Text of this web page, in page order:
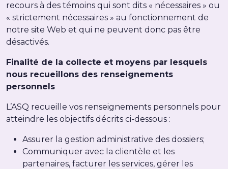
recours à des témoins qui sont dits « nécessaires » ou
« strictement nécessaires » au fonctionnement de
notre site Web et qui ne peuvent donc pas être
désactivés.
Finalité de la collecte et moyens par lesquels
nous recueillons des renseignements
personnels
L’ASQ recueille vos renseignements personnels pour
atteindre les objectifs décrits ci-dessous :
Assurer la gestion administrative des dossiers;
Communiquer avec la clientèle et les
partenaires, facturer les services, gérer les